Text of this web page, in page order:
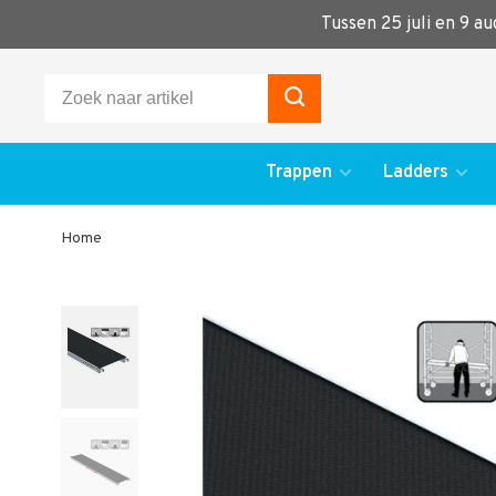
Tussen 25 juli en 9
Trappen Ladders
Home